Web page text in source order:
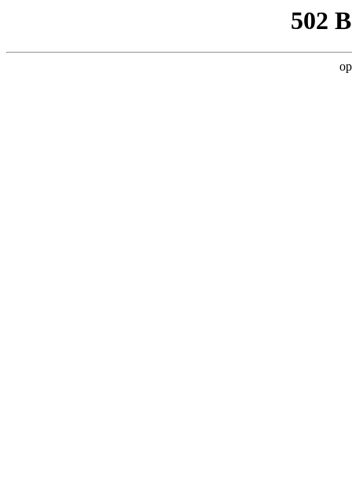
502